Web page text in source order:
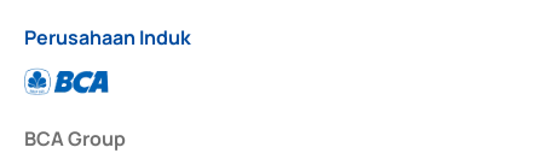
Perusahaan Induk
BCA Group